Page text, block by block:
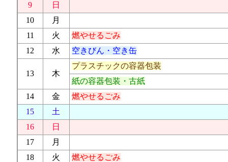
9
日
10
月
11
火
燃やせるごみ
12
水 空きびん・空き缶
13 木
プラスチックの容器包装
紙の容器包装・古紙
14
金
燃やせるごみ
15
土
16
日
17
月
18
火
燃やせるごみ